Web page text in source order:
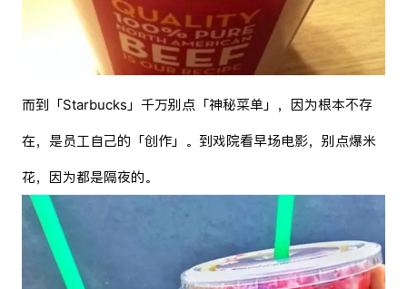
而到「Starbucks」千万别点「神秘菜单」，因为根本不存
在，是员工自己的「创作」。到戏院看早场电影，别点爆米
花，因为都是隔夜的。